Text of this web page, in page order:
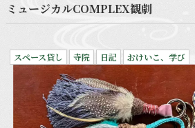
ミュージカルCOMPLEX観劇
スペース貸し 寺院 日記 おけいこ、学び